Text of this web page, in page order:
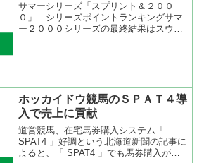
サマーシリーズ「スプリント＆２００
０」 シリーズポイントランキングサマ
ー２０００シリーズの最終結果はスウィ
ホッカイドウ競馬のＳＰＡＴ４導
入で売上に貢献
道営競馬、在宅馬券購入システム「
SPAT4 」好調という北海道新聞の記事に
よると、「 SPAT4 」でも馬券購入が好